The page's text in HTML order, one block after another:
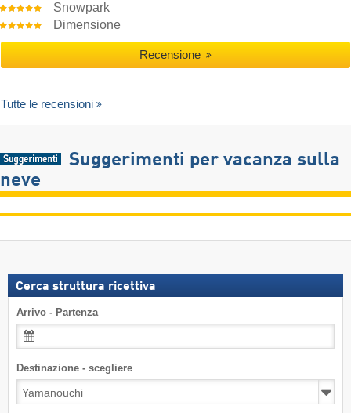
Snowpark
Dimensione
Recensione
Tutte le recensioni
Suggerimenti per vacanza sulla
neve
Cerca struttura ricettiva
Arrivo - Partenza
Destinazione - scegliere